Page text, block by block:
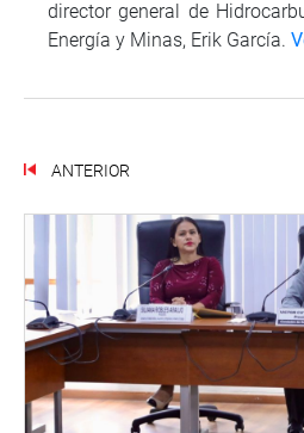
director general de
Energía y Minas, Erik García.
ANTERIOR